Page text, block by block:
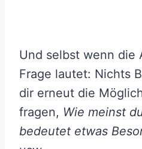
Und selbst wenn die
Frage lautet: Nichts
dir erneut die
fragen, Wie meinst
bedeutet etwas